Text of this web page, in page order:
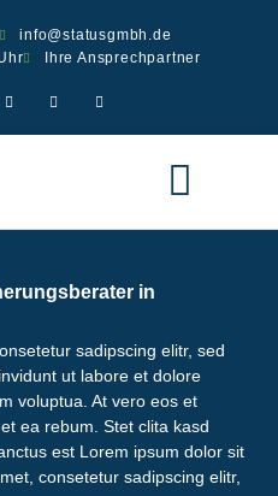
info@statusgmbh.de
Ihre Ansprechpartner
in
sadipscing elitr, sed
ut labore et dolore
voluptua. At vero eos et
ea rebum. Stet clita kasd
est Lorem ipsum dolor sit
consetetur sadipscing elitr,